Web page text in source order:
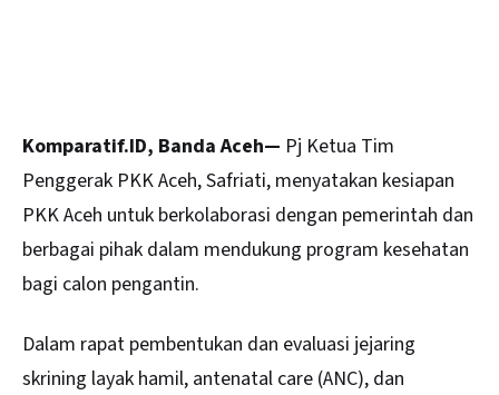
Komparatif.ID, Banda Aceh— Pj Ketua Tim
Penggerak PKKAceh, Safriati, menyatakan kesiapan
PKK Aceh untuk berkolaborasi dengan pemerintah dan
berbagai pihak dalam mendukung program kesehatan
bagi calon pengantin.
Dalam rapat pembentukan dan evaluasi jejaring
skrining layak hamil, antenatal care (ANC), dan